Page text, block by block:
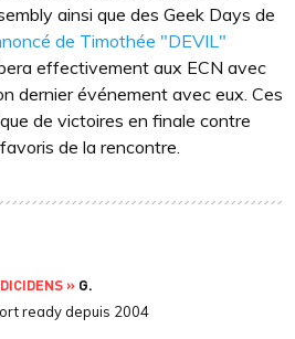
ainsi que des Geek Days de
de Timothée "DEVIL"
effectivement aux ECN avec
dernier événement avec eux. Ces
de victoires en finale contre
de la rencontre.
» G.
ready depuis 2004